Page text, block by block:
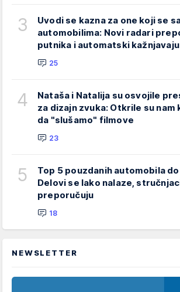
3
Uvodi se kazna za one koji se
automobilima: Novi radari
putnika i automatski kažnjavaju
25
4
Nataša i Natalija su osvojile
za dizajn zvuka: Otkrile su nam
da "slušamo" filmove
23
5
Top 5 pouzdanih automobila
Delovi se lako nalaze,
preporučuju
18
NEWSLETTER